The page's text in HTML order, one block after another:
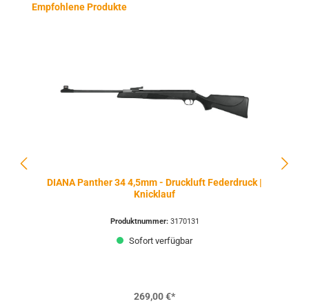
Produktgalerie überspringen
Empfohlene Produkte
DIANA Panther 34 4,5mm - Druckluft Federdruck |
Knicklauf
Produktnummer: 3170131
Sofort verfügbar
269,00 €*